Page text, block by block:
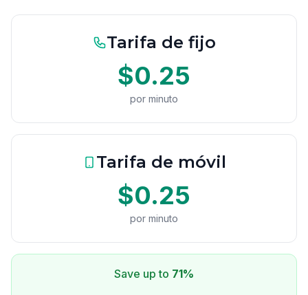
Tarifa de fijo
$0.25
por minuto
Tarifa de móvil
$0.25
por minuto
Save up to 71%